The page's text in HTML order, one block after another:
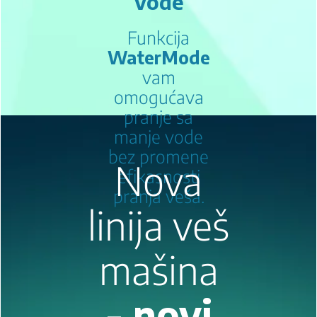
dostupne u
Beko veš
mašinama
Water Mode
Ušteda
vode
Funkcija
WaterMode
vam
omogućava